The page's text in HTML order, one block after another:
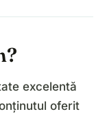
excelentă
oferit